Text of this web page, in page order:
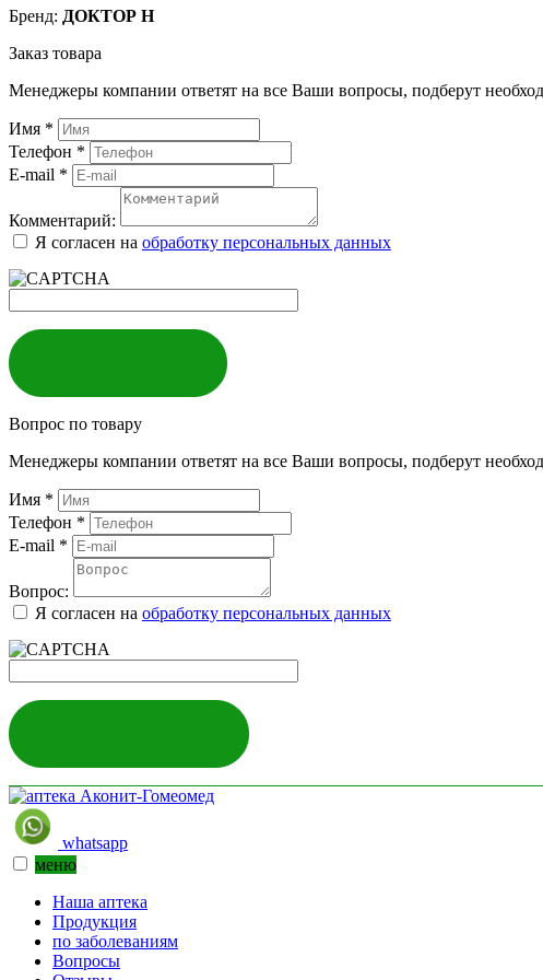
Бренд: ДОКТОР Н
Заказ товара
Менеджеры компании ответят на все Ваши вопросы, подберут
Имя *
Телефон *
E-mail *
Комментарий:
Я согласен на обработку персональных данных
Вопрос по товару
Менеджеры компании ответят на все Ваши вопросы, подберут
Имя *
Телефон *
E-mail *
Вопрос:
Я согласен на обработку персональных данных
whatsapp
меню
Наша аптека
Продукция
по заболеваниям
Вопросы